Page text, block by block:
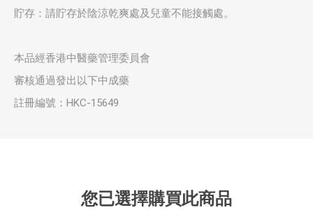
貯存：請貯存於陰涼乾爽處及兒童不能接觸處。
本品經香港中醫藥管理委員會
審核通過發出以下中成藥
註冊編號：HKC-15649
您已選擇購買此商品